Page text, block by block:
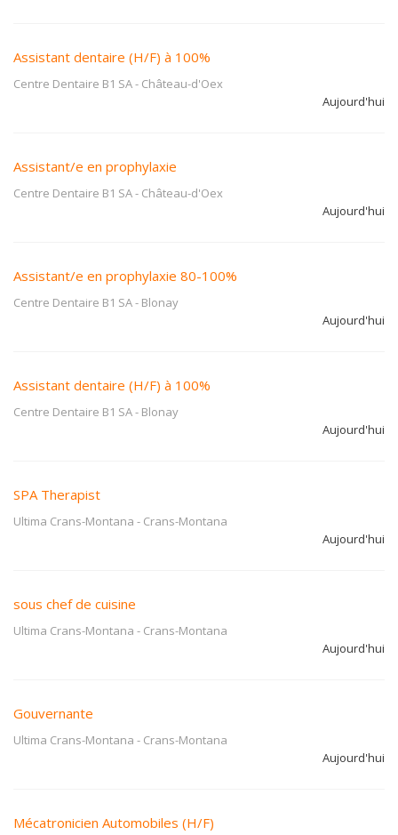
Assistant dentaire (H/F) à 100%
Centre Dentaire B1 SA- Château-d'Oex
Aujourd'hui
Assistant/e en prophylaxie
Centre Dentaire B1 SA- Château-d'Oex
Aujourd'hui
Assistant/e en prophylaxie 80-100%
Centre Dentaire B1 SA- Blonay
Aujourd'hui
Assistant dentaire (H/F) à 100%
Centre Dentaire B1 SA- Blonay
Aujourd'hui
SPA Therapist
Ultima Crans-Montana - Crans-Montana
Aujourd'hui
sous chef de cuisine
Ultima Crans-Montana - Crans-Montana
Aujourd'hui
Gouvernante
Ultima Crans-Montana - Crans-Montana
Aujourd'hui
Mécatronicien Automobiles (H/F)